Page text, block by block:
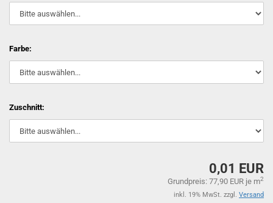
Farbe:
Zuschnitt:
0,01 EUR
Grundpreis: 77,90 EUR je m2
inkl. 19% MwSt. zzgl. Versand